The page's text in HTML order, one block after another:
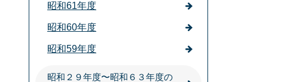
昭和61年度
昭和60年度
昭和59年度
昭和２９年度〜昭和６３年度の